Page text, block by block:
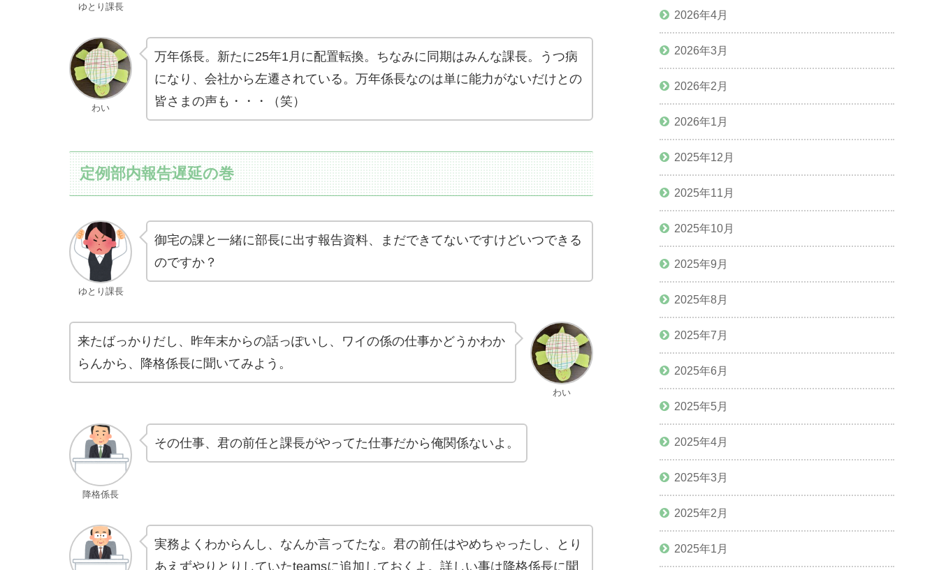
ゆとり課長
わい
万年係長。新たに25年1月に配置転換。ちなみに同期はみんな課長。うつ病
になり、会社から左遷されている。万年係長なのは単に能力がないだけとの
皆さまの声も・・・（笑）
定例部内報告遅延の巻
ゆとり課長
御宅の課と一緒に部長に出す報告資料、まだできてないですけどいつできる
のですか？
わい
来たばっかりだし、昨年末からの話っぽいし、ワイの係の仕事かどうかわか
らんから、降格係長に聞いてみよう。
降格係長
その仕事、君の前任と課長がやってた仕事だから俺関係ないよ。
実務よくわからんし、なんか言ってたな。君の前任はやめちゃったし、とり
あえずやりとりしていたteamsに追加しておくよ。詳しい事は降格係長に聞
2026年4月
2026年3月
2026年2月
2026年1月
2025年12月
2025年11月
2025年10月
2025年9月
2025年8月
2025年7月
2025年6月
2025年5月
2025年4月
2025年3月
2025年2月
2025年1月